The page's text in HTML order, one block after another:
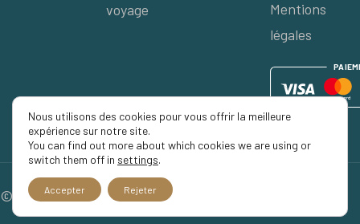
voyage
Mentions
légales
PAIEM
© 2026 Séjour Privé, Tous droits réservés.
Nous utilisons des cookies pour vous offrir la meilleure
expérience sur notre site.
You can find out more about which cookies we are using or
switch them off in settings.
Accepter Rejeter